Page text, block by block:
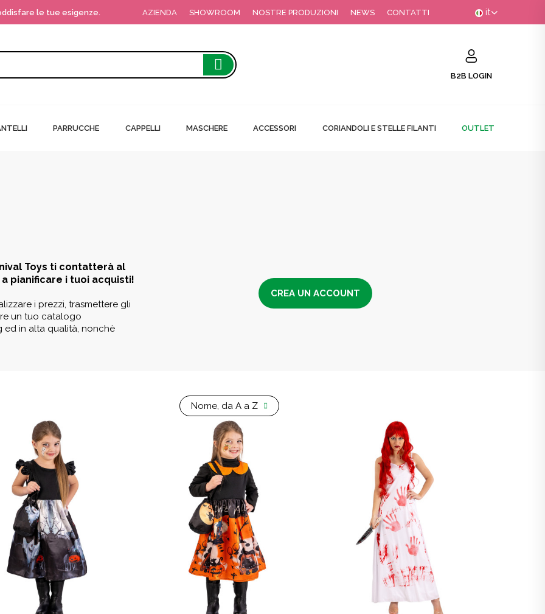
it
le tue esigenze. AZIENDA SHOWROOM NOSTRE PRODUZIONI NEWS CONTATTI
B2B LOGIN
PARRUCCHE CAPPELLI MASCHERE ACCESSORI CORIANDOLI E STELLE FILANTI OUTLET
Toys ti contatterà al
pianificare i tuoi acquisti!
i prezzi, trasmettere gli
un tuo catalogo
ed in alta qualità, nonchè
CREA UN ACCOUNT
Nome, da A a Z